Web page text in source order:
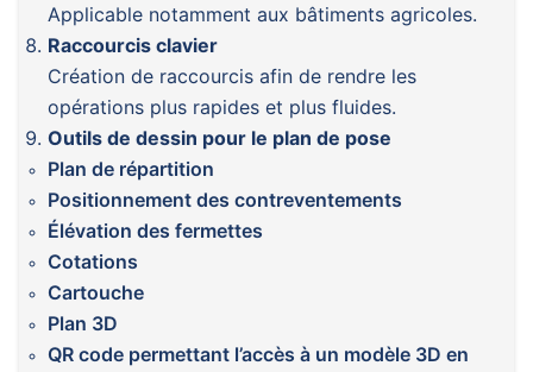
Applicable notamment aux bâtiments agricoles.
Raccourcis clavier
Création de raccourcis afin de rendre les
opérations plus rapides et plus fluides.
Outils de dessin pour le plan de pose
Plan de répartition
Positionnement des contreventements
Élévation des fermettes
Cotations
Cartouche
Plan 3D
QR code permettant l’accès à un modèle 3D en